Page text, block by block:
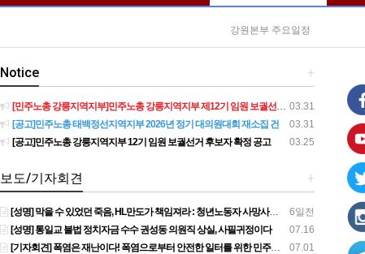
강원본부 주요일정
+
Notice
03.31
[민주노총 강릉지역지부]민주노총 강릉지역지부 제12기 임원 보궐선거결과 공고
03.31
[공고]민주노총 태백정선지역지부 2026년 정기 대의원대회 재소집 건
03.25
[공고]민주노총 강릉지역지부 12기 임원 보궐선거 후보자 확정 공고
+
보도/기자회견
6일전
[성명] 막을 수 있었던 죽음, HL만도가 책임져라 : 청년노동자 사망사고의 철저한 진상규명과 재발방지 대책 마련하라
07.16
[성명] 통일교 불법 정치자금 수수 권성동 의원직 상실, 사필귀정이다
07.01
[기자회견] 폭염은 재난이다! 폭염으로부터 안전한 일터를 위한 민주노총 강원지역본부 폭염감시단 선포 기자회견